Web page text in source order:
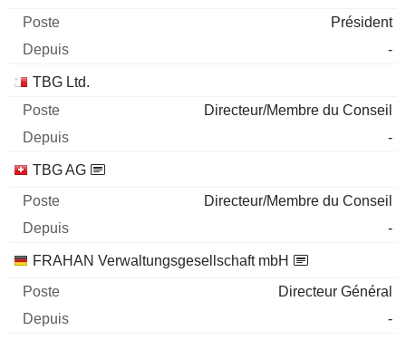
Président
-
TBG Ltd.
Directeur/Membre du Conseil
-
TBG AG
Directeur/Membre du Conseil
-
FRAHAN Verwaltungsgesellschaft mbH
Directeur Général
-